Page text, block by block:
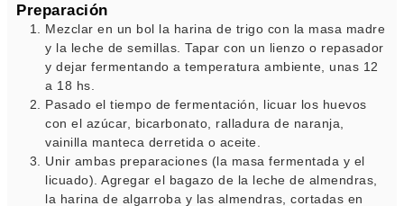
Preparación
Mezclar en un bol la harina de trigo con la masa madre
y la leche de semillas. Tapar con un lienzo o repasador
y dejar fermentando a temperatura ambiente, unas 12
a 18 hs.
Pasado el tiempo de fermentación, licuar los huevos
con el azúcar, bicarbonato, ralladura de naranja,
vainilla manteca derretida o aceite.
Unir ambas preparaciones (la masa fermentada y el
licuado). Agregar el bagazo de la leche de almendras,
la harina de algarroba y las almendras, cortadas en